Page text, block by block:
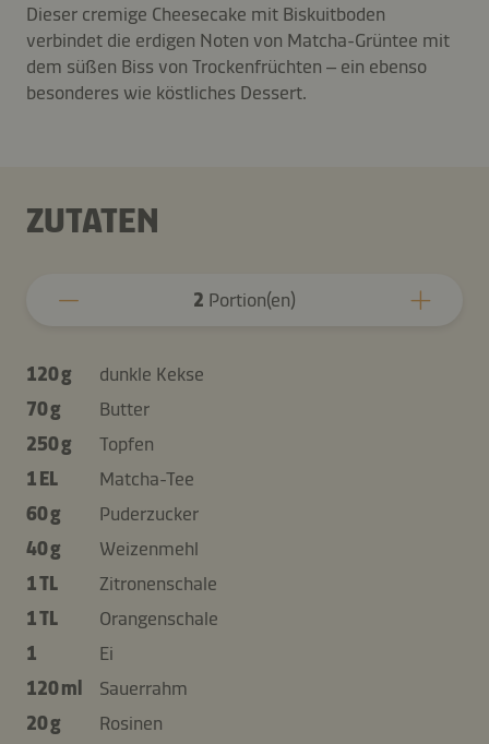
Dieser cremige Cheesecake mit Biskuitboden
verbindet die erdigen Noten von Matcha-Grüntee mit
dem süßen Biss von Trockenfrüchten – ein ebenso
besonderes wie köstliches Dessert.
ZUTATEN
2 Portion(en)
120 g
dunkle Kekse
70 g
Butter
250 g
Topfen
1 EL
Matcha-Tee
60 g
Puderzucker
40 g
Weizenmehl
1 TL
Zitronenschale
1 TL
Orangenschale
1
Ei
120 ml
Sauerrahm
20 g
Rosinen